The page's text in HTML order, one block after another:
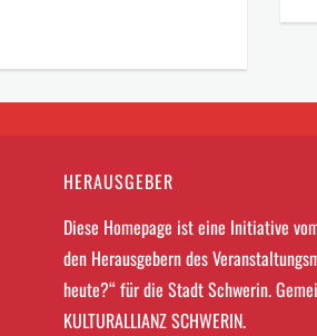
HERAUSGEBER
Diese Homepage ist eine Initiative
den Herausgebern des
heute?“ für die Stadt Schwerin.
KULTURALLIANZ SCHWERIN.